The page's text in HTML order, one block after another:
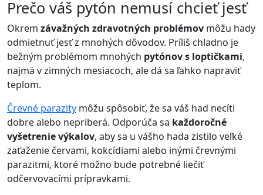
Prečo váš pytón nemusí chcieť jesť
Okrem závažných zdravotných problémov môžu hady
odmietnuť jesť z mnohých dôvodov. Príliš chladno je
bežným problémom mnohých pytónov s loptičkami,
najmä v zimných mesiacoch, ale dá sa ľahko napraviť
teplom.
Črevné parazity môžu spôsobiť, že sa váš had necíti
dobre alebo nepriberá. Odporúča sa každoročné
vyšetrenie výkalov, aby sa u vášho hada zistilo veľké
zaťaženie červami, kokcídiami alebo inými črevnými
parazitmi, ktoré možno bude potrebné liečiť
odčervovacími prípravkami.